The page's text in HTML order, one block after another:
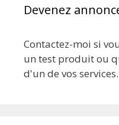
Devenez
Contactez-moi si
un test produit ou
d'un de vos services.